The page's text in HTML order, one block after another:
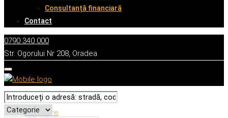
Consultanță financiară
Contact
0790 340 000
Str. Ogorului Nr 208, Oradea
Descriere